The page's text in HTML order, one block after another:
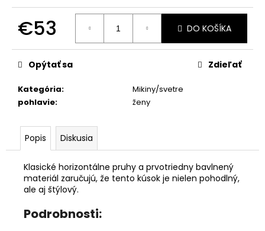
€53 DO KOŠÍKA
Kategória:
Mikiny/svetre
pohlavie: ženy
Opýtať sa Zdieľať
Popis Diskusia
Klasické horizontálne pruhy a prvotriedny bavlnený
materiál zaručujú, že tento kúsok je nielen pohodlný,
ale aj štýlový.
Podrobnosti: